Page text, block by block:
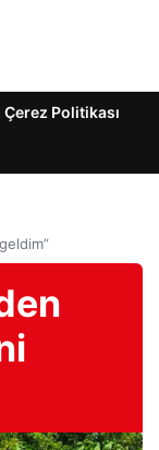
Çerez Politikası